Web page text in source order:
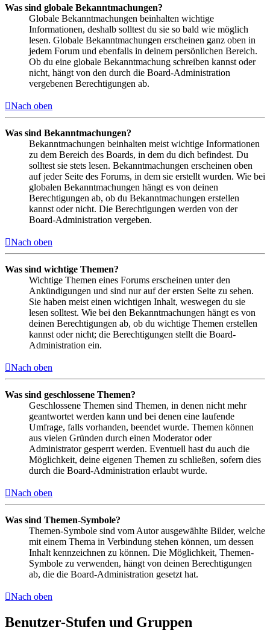
Was sind globale Bekanntmachungen?
Globale Bekanntmachungen beinhalten wichtige
Informationen, deshalb solltest du sie so bald wie möglich
lesen. Globale Bekanntmachungen erscheinen ganz oben in
jedem Forum und ebenfalls in deinem persönlichen Bereich.
Ob du eine globale Bekanntmachung schreiben kannst oder
nicht, hängt von den durch die Board-Administration
vergebenen Berechtigungen ab.
Nach oben
Was sind Bekanntmachungen?
Bekanntmachungen beinhalten meist wichtige Informationen
zu dem Bereich des Boards, in dem du dich befindest. Du
solltest sie stets lesen. Bekanntmachungen erscheinen oben
auf jeder Seite des Forums, in dem sie erstellt wurden. Wie bei
globalen Bekanntmachungen hängt es von deinen
Berechtigungen ab, ob du Bekanntmachungen erstellen
kannst oder nicht. Die Berechtigungen werden von der
Board-Administration vergeben.
Nach oben
Was sind wichtige Themen?
Wichtige Themen eines Forums erscheinen unter den
Ankündigungen und sind nur auf der ersten Seite zu sehen.
Sie haben meist einen wichtigen Inhalt, weswegen du sie
lesen solltest. Wie bei den Bekanntmachungen hängt es von
deinen Berechtigungen ab, ob du wichtige Themen erstellen
kannst oder nicht; die Berechtigungen stellt die Board-
Administration ein.
Nach oben
Was sind geschlossene Themen?
Geschlossene Themen sind Themen, in denen nicht mehr
geantwortet werden kann und bei denen eine laufende
Umfrage, falls vorhanden, beendet wurde. Themen können
aus vielen Gründen durch einen Moderator oder
Administrator gesperrt werden. Eventuell hast du auch die
Möglichkeit, deine eigenen Themen zu schließen, sofern dies
durch die Board-Administration erlaubt wurde.
Nach oben
Was sind Themen-Symbole?
Themen-Symbole sind vom Autor ausgewählte Bilder, welche
mit einem Thema in Verbindung stehen können, um dessen
Inhalt kennzeichnen zu können. Die Möglichkeit, Themen-
Symbole zu verwenden, hängt von deinen Berechtigungen
ab, die die Board-Administration gesetzt hat.
Nach oben
Benutzer-Stufen und Gruppen